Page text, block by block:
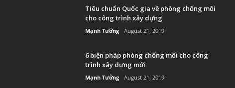
Tiêu chuẩn Quốc gia về phòng chống mối
cho công trình xây dựng
Mạnh Tưởng August 21, 2019
6 biện pháp phòng chống mối cho công
trình xây dựng mới
Mạnh Tưởng August 21, 2019